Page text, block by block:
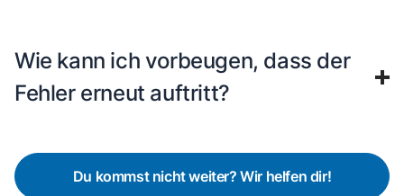
Wie kann ich vorbeugen, dass der
Fehler erneut auftritt?
Du kommst nicht weiter? Wir helfen dir!